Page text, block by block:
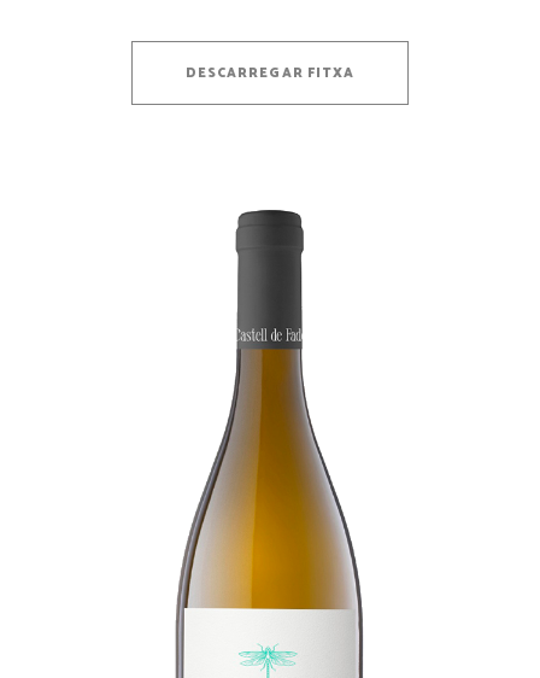
DESCARREGAR FITXA